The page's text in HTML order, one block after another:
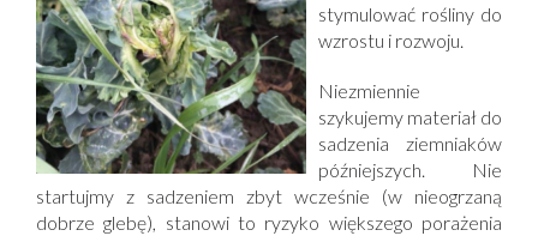
stymulować rośliny do
wzrostu i rozwoju.
Niezmiennie
szykujemy materiał do
sadzenia ziemniaków
późniejszych. Nie
startujmy z sadzeniem zbyt wcześnie (w nieogrzaną
dobrze glebę), stanowi to ryzyko większego porażenia